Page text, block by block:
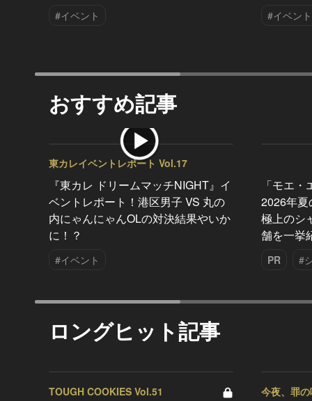
#イベント #イベント
おすすめ記事
東カレイベントレポート Vol.17
『東カレ ドリームマッチNIGHT』イ
ベントレポート！港区男子 VS 丸の
内にゃんにゃんOLの対決結果やいか
に！？
#イベント
「モエ
2026年夏
極上のシ
舗を一挙
PR #
ロングヒット記事
TOUGH COOKIES Vol.51 今夜、罪